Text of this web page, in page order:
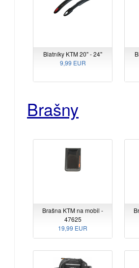
Blatníky KTM 20" - 24"
9,99 EUR
Brašny
Brašna KTM na mobil -
47625
19,99 EUR